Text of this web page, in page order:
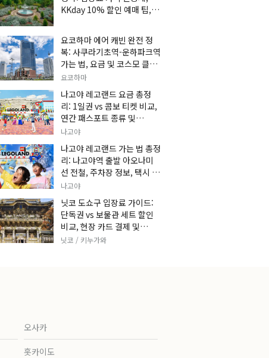
KKday 10% 할인 예매 팁, 쿠
요코하마 에어 캐빈 완전 정
복: 사쿠라기초역-운하파크역
가는 법, 요금 및 코스모 클락
세트권 할인, 추천 관광 코스
총정리
요코하마
나고야 레고랜드 요금 총정
리: 1일권 vs 콤보 티켓 비교,
연간 패스포트 종류 및
KKday 온라인 사전 할인 예
매 팁
나고야
나고야 레고랜드 가는 법 총정
리: 나고야역 출발 아오나미
선 전철, 주차장 정보, 택시 요
금 및 입장권 예약 팁
나고야
닛코 도쇼구 입장료 가이드:
단독권 vs 보물관 세트 할인
비교, 현장 카드 결제 및
KKday 사전 예매 팁
닛코 / 키누가와
오사카
홋카이도